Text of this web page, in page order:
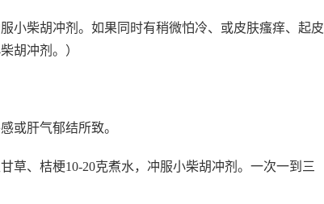
小柴胡冲剂。如果同时有稍微怕冷、或皮肤瘙痒、起皮
胡冲剂。）
或肝气郁结所致。
草、桔梗10-20克煮水，冲服小柴胡冲剂。一次一到三